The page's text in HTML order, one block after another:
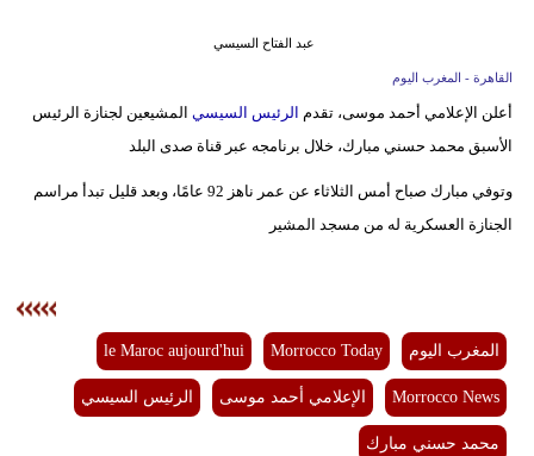
مرأة
وتكنولوجيا
مدوَّنات
عبد الفتاح السيسي
القاهرة - المغرب اليوم
أعلن الإعلامي أحمد موسى، تقدم الرئيس السيسي المشيعين لجنازة الرئيس
الأسبق محمد حسني مبارك، خلال برنامجه عبر قناة صدى البلد
وتوفي مبارك صباح أمس الثلاثاء عن عمر ناهز 92 عامًا، وبعد قليل تبدأ مراسم
الجنازة العسكرية له من مسجد المشير
المغرب اليوم Morrocco Today
le Maroc aujourd'hui
Morrocco News الإعلامي أحمد موسى الرئيس السيسي
محمد حسني مبارك